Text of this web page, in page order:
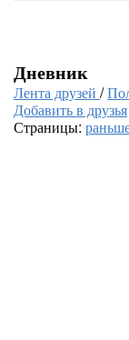
Дневник
Лента друзей /
Добавить в друзья
Страницы: